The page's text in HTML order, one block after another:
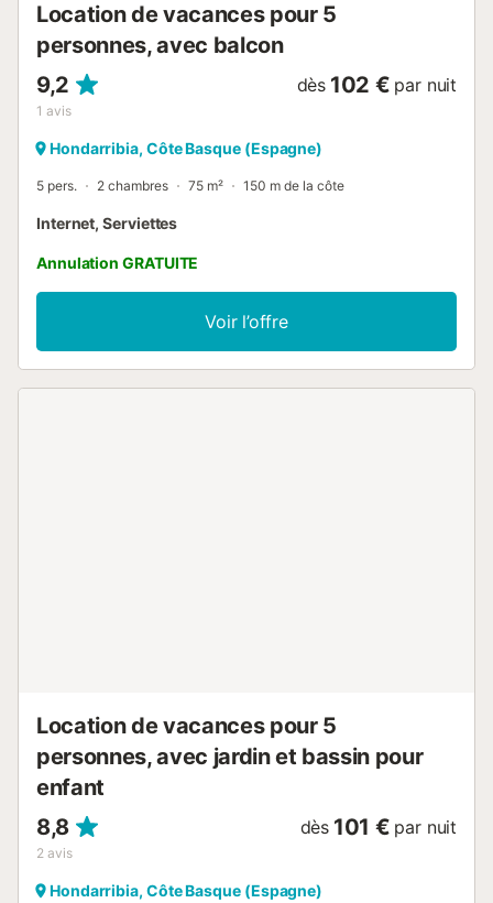
Location de vacances pour 5
personnes, avec balcon
9,2
1 avis
dès 102 € par nuit
Hondarribia, Côte Basque (Espagne)
5 pers. 2 chambres 75 m² 150 m de la côte
Internet, Serviettes
Annulation GRATUITE
Voir l’offre
Location de vacances pour 5
personnes, avec jardin et bassin pour
enfant
8,8
2 avis
dès 101 € par nuit
Hondarribia, Côte Basque (Espagne)